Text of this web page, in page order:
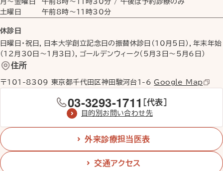
月〜金曜日
午前8時〜11時30分 / 午後は予約診療のみ
土曜日
午前8時〜11時30分
休診日
日曜日・祝日，日本大学創立記念日の振替休診日（10月5日），年末年始
（12月30日〜1月3日），ゴールデンウィーク（5月3日〜5月6日）
住所
〒101-8309 東京都千代田区神田駿河台1-6Google Map
03-3293-1711 ［代表］
目的別お問い合わせ先
外来診療担当医表
交通アクセス